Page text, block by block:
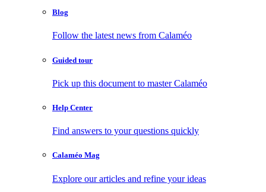
Blog
Follow the latest news from Calaméo
Guided tour
Pick up this document to master Calaméo
Help Center
Find answers to your questions quickly
Calaméo Mag
Explore our articles and refine your ideas